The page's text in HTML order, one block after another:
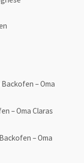
– Oma
– Oma Claras
– Oma